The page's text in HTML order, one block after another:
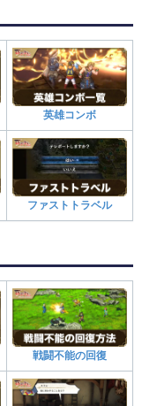
英雄コンボ
ファストトラベル
戦闘不能の回復